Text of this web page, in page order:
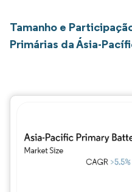
Tamanho e
Primárias da Ásia-